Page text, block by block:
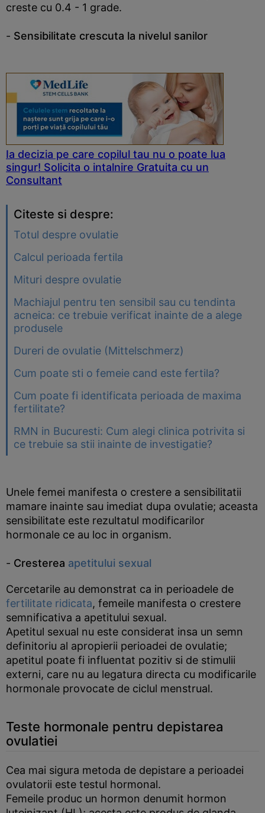
creste cu 0.4 - 1 grade.
- Sensibilitate crescuta la nivelul sanilor
Ia decizia pe care copilul tau nu o poate lua
singur! Solicita o intalnire Gratuita cu un
Consultant
Citeste si despre:
Totul despre ovulatie
Calcul perioada fertila
Mituri despre ovulatie
Machiajul pentru ten sensibil sau cu tendinta
acneica: ce trebuie verificat inainte de a alege
produsele
Dureri de ovulatie (Mittelschmerz)
Cum poate sti o femeie cand este fertila?
Cum poate fi identificata perioada de maxima
fertilitate?
RMN in Bucuresti: Cum alegi clinica potrivita si
ce trebuie sa stii inainte de investigatie?
Unele femei manifesta o crestere a sensibilitatii
mamare inainte sau imediat dupa ovulatie; aceasta
sensibilitate este rezultatul modificarilor
hormonale ce au loc in organism.
- Cresterea apetitului sexual
Cercetarile au demonstrat ca in perioadele de
fertilitate ridicata, femeile manifesta o crestere
semnificativa a apetitului sexual.
Apetitul sexual nu este considerat insa un semn
definitoriu al apropierii perioadei de ovulatie;
apetitul poate fi influentat pozitiv si de stimulii
externi, care nu au legatura directa cu modificarile
hormonale provocate de ciclul menstrual.
Teste hormonale pentru depistarea
ovulatiei
Cea mai sigura metoda de depistare a perioadei
ovulatorii este testul hormonal.
Femeile produc un hormon denumit hormon